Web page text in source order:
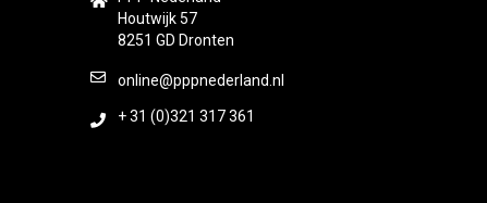
Houtwijk 57
8251 GD Dronten
online@pppnederland.nl
+ 31 (0)321 317 361